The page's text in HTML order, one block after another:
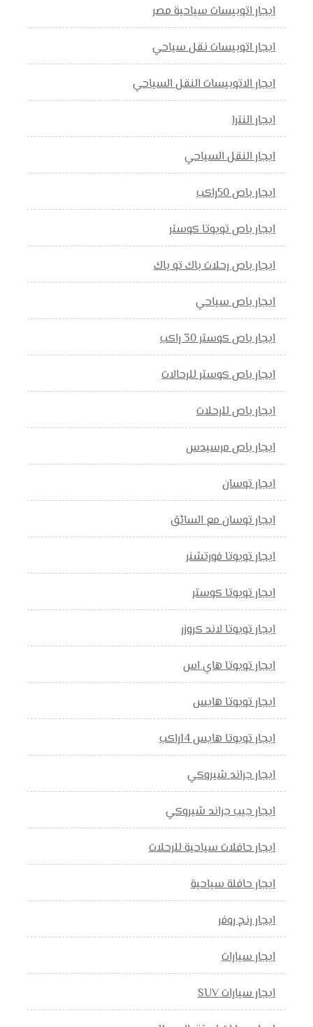
ايجار اتوبيسات سياحية مصر
ايجار اتوبيسات نقل سياحي
ايجار الاتوبيسات النقل السياحي
ايجار النترا
ايجار النقل السياحي
ايجار باص 50راكب
ايجار باص تويوتا كوستر
ايجار باص رحلات باك تو باك
ايجار باص سياحي
ايجار باص كوستر 30 راكب
ايجار باص كوستر للرحالات
ايجار باص للرحلات
ايجار باص مرسيدس
ايجار توسان
ايجار توسان مع السائق
ايجار تويوتا فورتشنر
ايجار تويوتا كوستر
ايجار تويوتا لاند كروزر
ايجار تويوتا هاي اس
ايجار تويوتا هايس
ايجار تويوتا هايس 14راكب
ايجار جراند شيروكي
ايجار جيب جراند شيروكي
ايجار حافلات سياحية للرحلات
ايجار حافلة سياحية
ايجار رنج روفر
ايجار سيارات
ايجار سيارات SUV